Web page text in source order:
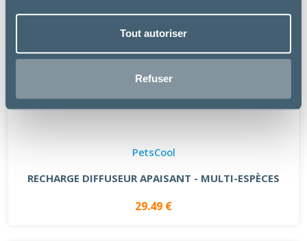
Tout autoriser
Refuser
PetsCool
RECHARGE DIFFUSEUR APAISANT - MULTI-ESPÈCES
29.49 €